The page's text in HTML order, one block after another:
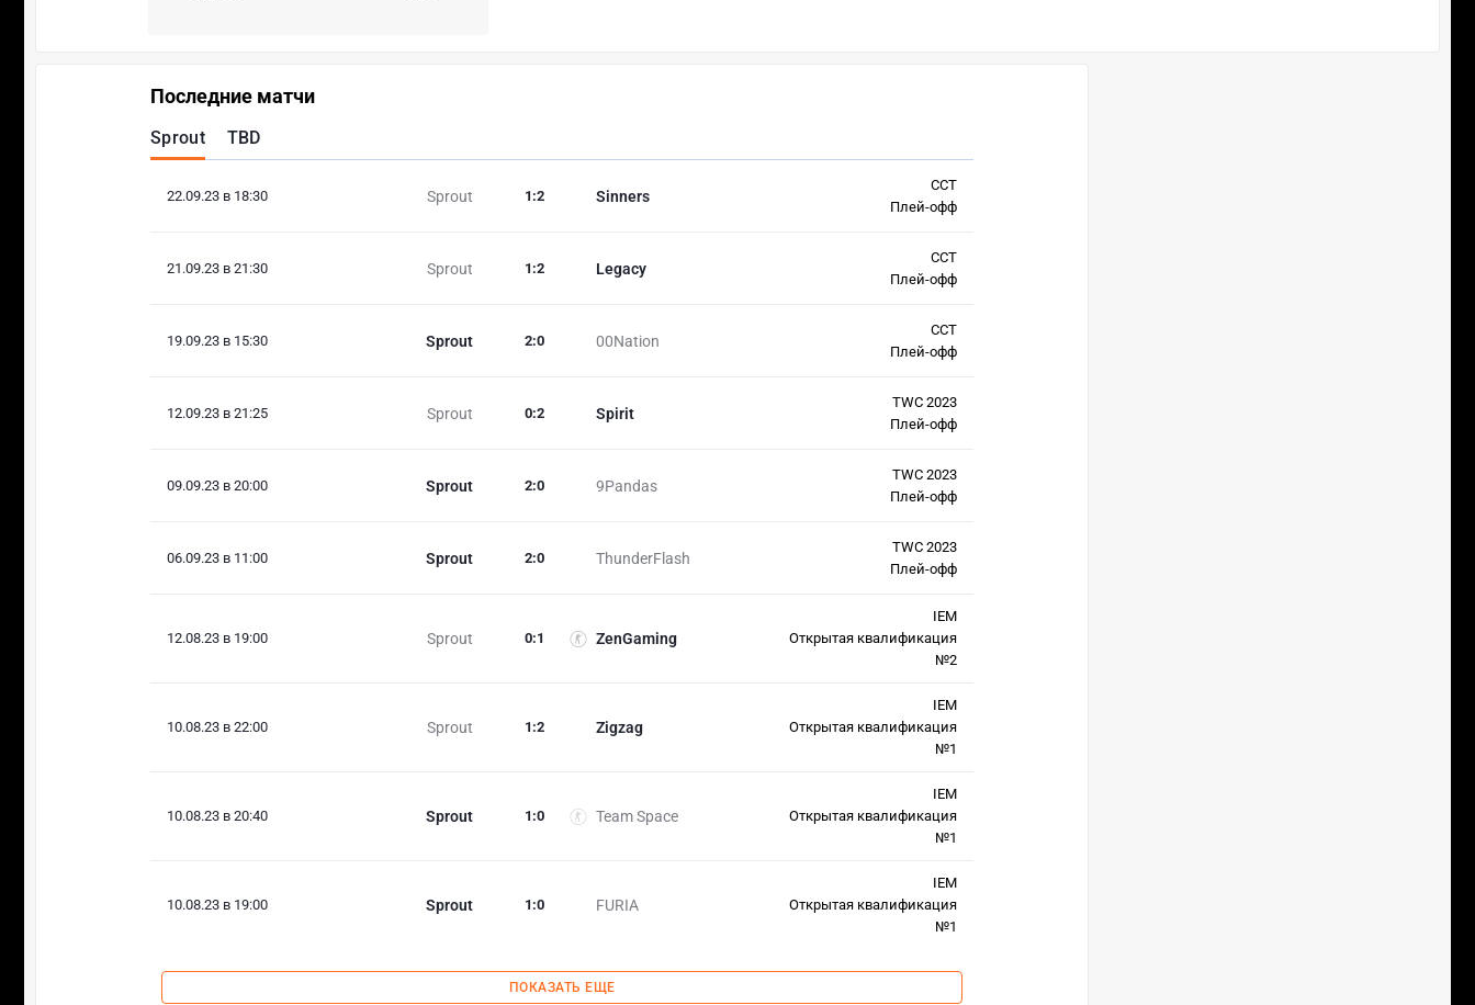
Последние матчи
Sprout TBD
22.09.23 в 18:30 Sprout Sinners
1 :2
CCT
Плей-офф
21.09.23 в 21:30 Sprout Legacy
1 :2
CCT
Плей-офф
19.09.23 в 15:30 Sprout 00Nation
2:0
CCT
Плей-офф
12.09.23 в 21:25 Sprout Spirit
0:2
TWC 2023
Плей-офф
09.09.23 в 20:00 Sprout 9Pandas
2:0
TWC 2023
Плей-офф
06.09.23 в 11:00 Sprout ThunderFlash
2:0
TWC 2023
Плей-офф
12.08.23 в 19:00 Sprout ZenGaming
0:1
IEM
Открытая квалификация
№2
10.08.23 в 22:00 Sprout Zigzag
1 :2
IEM
Открытая квалификация
№1
10.08.23 в 20:40 Sprout Team Space
1 :0
IEM
Открытая квалификация
№1
10.08.23 в 19:00 Sprout FURIA
1 :0
IEM
Открытая квалификация
№1
ПОКАЗАТЬ ЕЩЕ